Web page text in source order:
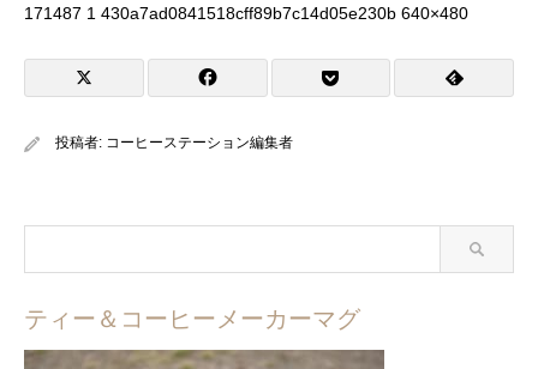
171487 1 430a7ad0841518cff89b7c14d05e230b 640×480
投稿者: コーヒーステーション編集者
ティー＆コーヒーメーカーマグ